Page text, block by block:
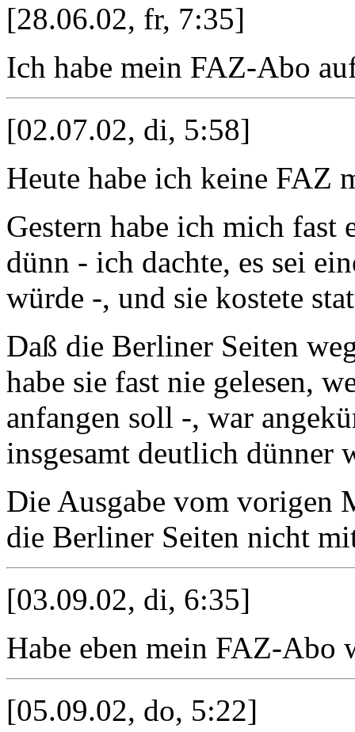
[28.06.02, fr, 7:35]
Ich habe mein FAZ-Abo
[02.07.02, di, 5:58]
Heute habe ich keine FAZ
Gestern habe ich mich fast
dünn - ich dachte, es sei
würde -, und sie kostete
Daß die Berliner Seiten
habe sie fast nie gelesen,
anfangen soll -, war
insgesamt deutlich dünner
Die Ausgabe vom vorigen
die Berliner Seiten nicht
[03.09.02, di, 6:35]
Habe eben mein FAZ-Abo
[05.09.02, do, 5:22]